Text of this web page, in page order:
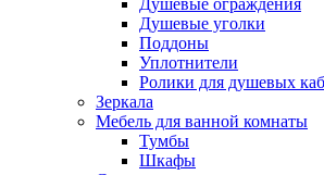
Душевые ограждения
Душевые уголки
Поддоны
Уплотнители
Ролики для душевых
Зеркала
Мебель для ванной комнаты
Тумбы
Шкафы